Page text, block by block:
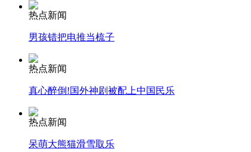
外交部：有关国家言论片面不公正
安徽一实载49人客车翻车
热点新闻
男孩错把电推当梳子
热点新闻
真心醉倒!国外神剧被配上中国民乐
热点新闻
呆萌大熊猫滑雪取乐